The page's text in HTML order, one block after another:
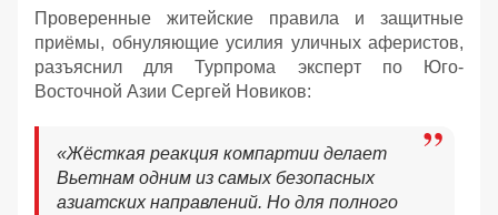
Проверенные житейские правила и защитные
приёмы, обнуляющие усилия уличных аферистов,
разъяснил для Турпрома эксперт по Юго-
Восточной Азии Сергей Новиков:
«Жёсткая реакция компартии делает
Вьетнам одним из самых безопасных
азиатских направлений. Но для полного